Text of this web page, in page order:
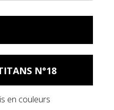
N°18
en couleurs